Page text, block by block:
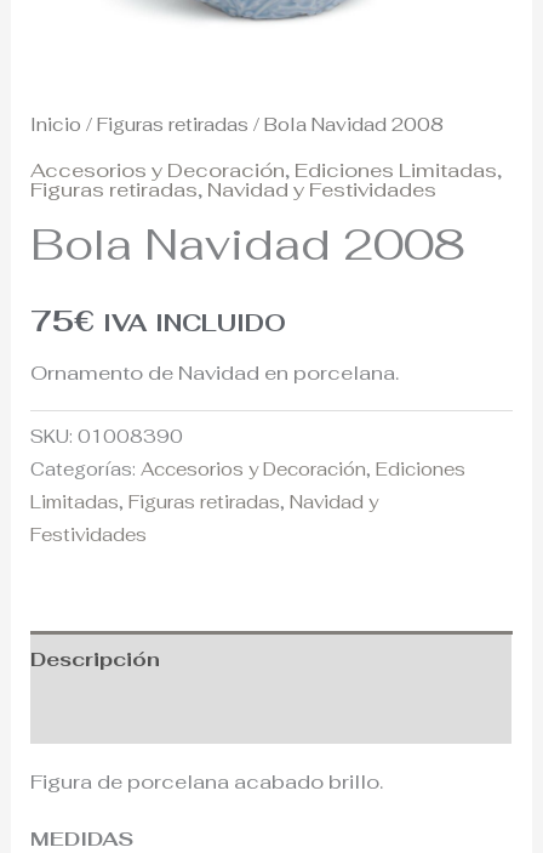
Inicio /Figuras retiradas / Bola Navidad 2008
Accesorios y Decoración, Ediciones Limitadas,
Figuras retiradas, Navidad y Festividades
Bola Navidad 2008
75€ IVA INCLUIDO
Ornamento de Navidad en porcelana.
SKU:01008390
Categorías:Accesorios y Decoración,Ediciones
Limitadas,Figuras retiradas,Navidad y
Festividades
Descripción
Figura de porcelana acabado brillo.
MEDIDAS